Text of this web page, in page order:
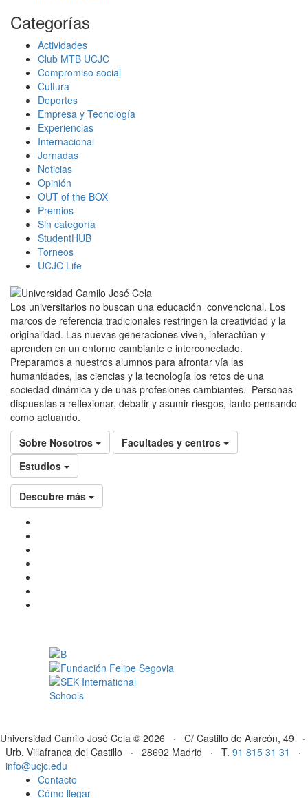
Categorías
Actividades
Club MTB UCJC
Compromiso social
Cultura
Deportes
Empresa y Tecnología
Experiencias
Internacional
Jornadas
Noticias
Opinión
OUT of the BOX
Premios
Sin categoría
StudentHUB
Torneos
UCJC Life
Los universitarios no buscan una educación convencional. Los
marcos de referencia tradicionales restringen la creatividad y la
originalidad. Las nuevas generaciones viven, interactúan y
aprenden en un entorno cambiante e interconectado.
Preparamos a nuestros alumnos para afrontar vía las
humanidades, las ciencias y la tecnología los retos de una
sociedad dinámica y de unas profesiones cambiantes. Personas
dispuestas a reflexionar, debatir y asumir riesgos, tanto pensando
como actuando.
Sobre Nosotros
Facultades y centros
Estudios
Descubre más
Universidad Camilo José Cela © 2026 · C/ Castillo de Alarcón, 49 ·
Urb. Villafranca del Castillo · 28692 Madrid · T. 91 815 31 31
·
info@ucjc.edu
Contacto
Cómo llegar